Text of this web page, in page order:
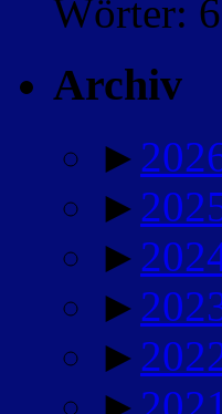
Wörter:
Archiv
►
►
►
►
►